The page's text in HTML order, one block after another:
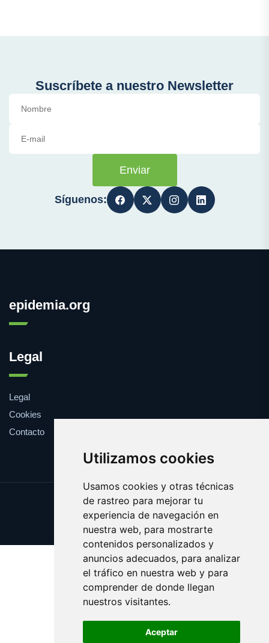
Utilizamos cookies
Usamos cookies y otras técnicas
de rastreo para mejorar tu
experiencia de navegación en
nuestra web, para mostrarte
contenidos personalizados y
anuncios adecuados, para analizar
el tráfico en nuestra web y para
comprender de donde llegan
nuestros visitantes.
Aceptar
Suscríbete a nuestro Newsletter
Enviar
Síguenos:
epidemia.org
Legal
Legal
Cookies
Contacto
Update cookies preferences
Copyright © 2025 epidemia.org